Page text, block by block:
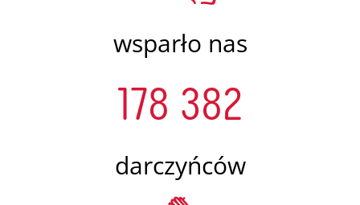
wsparło nas
178 382
darczyńców